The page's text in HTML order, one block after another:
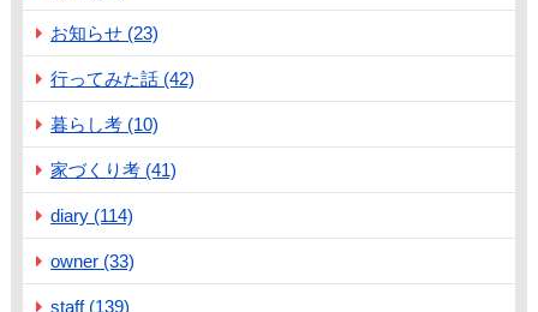
お知らせ (23)
行ってみた話 (42)
暮らし考 (10)
家づくり考 (41)
diary (114)
owner (33)
staff (139)